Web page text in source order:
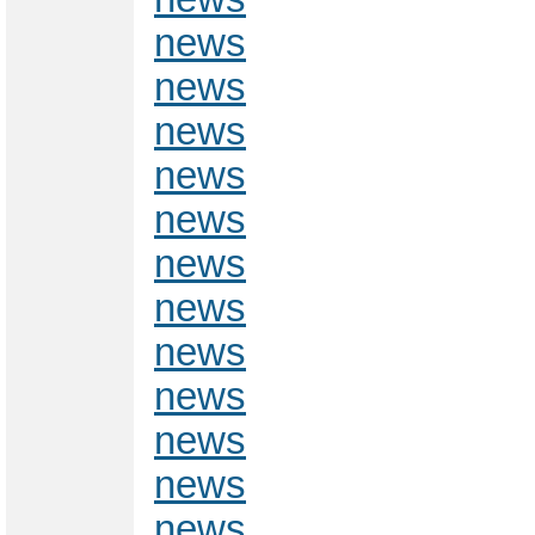
news
news
news
news
news
news
news
news
news
news
news